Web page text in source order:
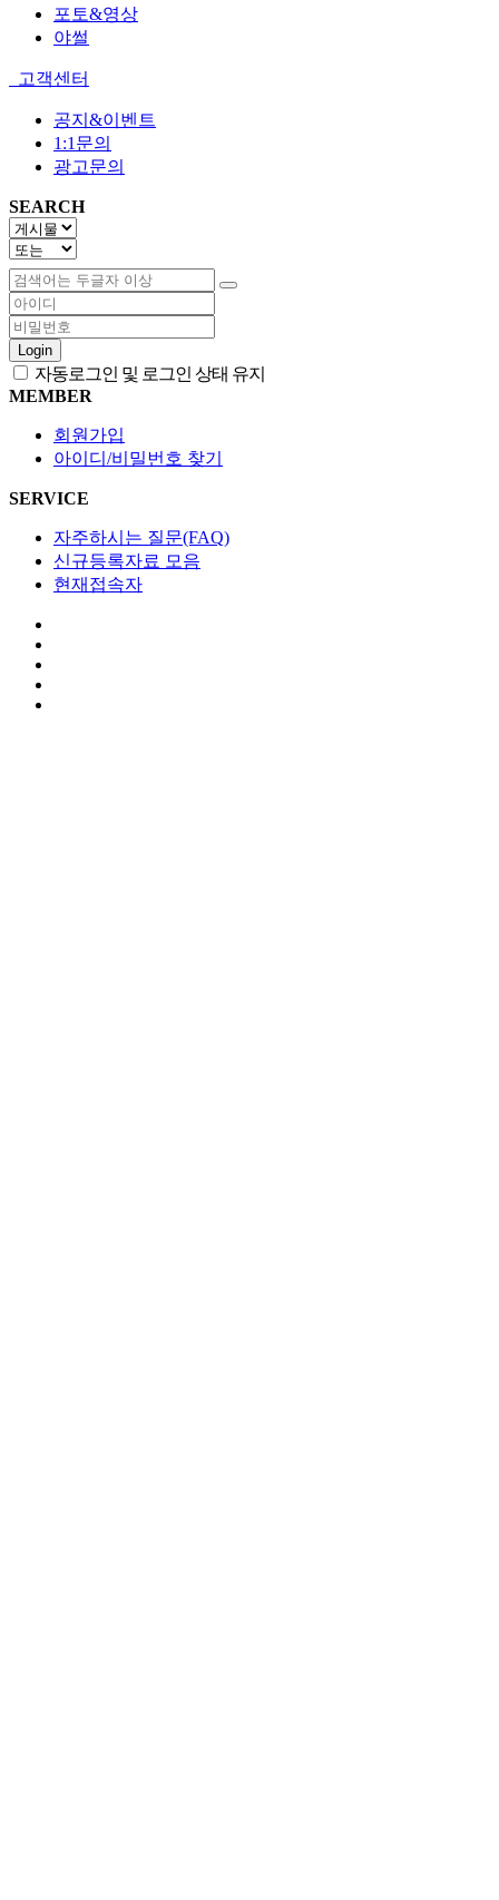
포토&영상
야썰
고객센터
공지&이벤트
1:1문의
광고문의
SEARCH
Login
자동로그인 및 로그인 상태 유지
MEMBER
회원가입
아이디/비밀번호 찾기
SERVICE
자주하시는 질문(FAQ)
신규등록자료 모음
현재접속자